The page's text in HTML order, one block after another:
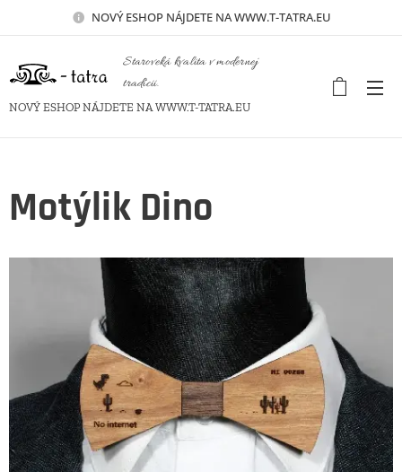
NOVÝESHOP NÁJDETE NA WWW.T-TATRA.EU
Staroveká kvalita v modernej
tradícii.
NOVÝ ESHOP NÁJDETE NA WWW.T-TATRA.EU
Motýlik Dino